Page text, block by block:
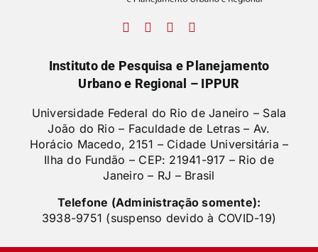
Instituto de Pesquisa e Planejamento
Urbano e Regional – IPPUR
Universidade Federal do Rio de Janeiro – Sala
João do Rio – Faculdade de Letras – Av.
Horácio Macedo, 2151 – Cidade Universitária –
Ilha do Fundão – CEP: 21941-917 – Rio de
Janeiro – RJ – Brasil
Telefone (Administração somente):
3938-9751 (suspenso devido à COVID-19)